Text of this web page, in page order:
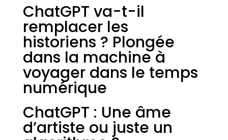
ChatGPT va-t-il
remplacer les
historiens ? Plongée
dans la machine à
voyager dans le temps
numérique
ChatGPT : Une âme
d’artiste ou juste un